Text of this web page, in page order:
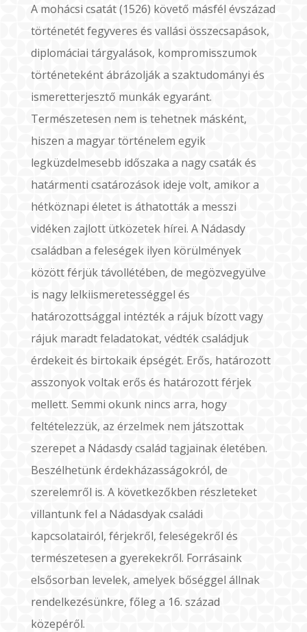
A mohácsi csatát (1526) követő másfél évszázad
történetét fegyveres és vallási összecsapások,
diplomáciai tárgyalások, kompromisszumok
történeteként ábrázolják a szaktudományi és
ismeretterjesztő munkák egyaránt.
Természetesen nem is tehetnek másként,
hiszen a magyar történelem egyik
legküzdelmesebb időszaka a nagy csaták és
határmenti csatározások ideje volt, amikor a
hétköznapi életet is áthatották a messzi
vidéken zajlott ütközetek hírei. A Nádasdy
családban a feleségek ilyen körülmények
között férjük távollétében, de megözvegyülve
is nagy lelkiismeretességgel és
határozottsággal intézték a rájuk bízott vagy
rájuk maradt feladatokat, védték családjuk
érdekeit és birtokaik épségét. Erős, határozott
asszonyok voltak erős és határozott férjek
mellett. Semmi okunk nincs arra, hogy
feltételezzük, az érzelmek nem játszottak
szerepet a Nádasdy család tagjainak életében.
Beszélhetünk érdekházasságokról, de
szerelemről is. A következőkben részleteket
villantunk fel a Nádasdyak családi
kapcsolatairól, férjekről, feleségekről és
természetesen a gyerekekről. Forrásaink
elsősorban levelek, amelyek bőséggel állnak
rendelkezésünkre, főleg a 16. század
közepéről.